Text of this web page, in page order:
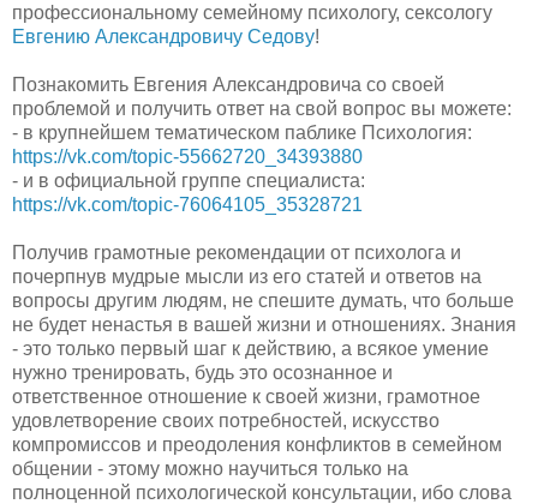
профессиональному семейному психологу, сексологу
Евгению Александровичу Седову!
Познакомить Евгения Александровича со своей
проблемой и получить ответ на свой вопрос вы можете:
- в крупнейшем тематическом паблике Психология:
https://vk.com/topic-55662720_34393880
- и в официальной группе специалиста:
https://vk.com/topic-76064105_35328721
Получив грамотные рекомендации от психолога и
почерпнув мудрые мысли из его статей и ответов на
вопросы другим людям, не спешите думать, что больше
не будет ненастья в вашей жизни и отношениях. Знания
- это только первый шаг к действию, а всякое умение
нужно тренировать, будь это осознанное и
ответственное отношение к своей жизни, грамотное
удовлетворение своих потребностей, искусство
компромиссов и преодоления конфликтов в семейном
общении - этому можно научиться только на
полноценной психологической консультации, ибо слова